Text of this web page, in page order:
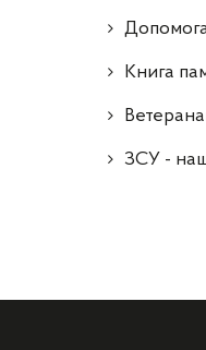
Книга
ЗСУ -